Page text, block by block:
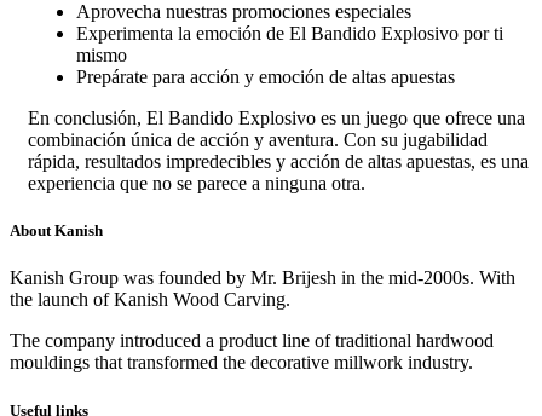
Aprovecha nuestras promociones especiales
Experimenta la emoción de El Bandido Explosivo por ti
mismo
Prepárate para acción y emoción de altas apuestas
En conclusión, El Bandido Explosivo es un juego que ofrece una
combinación única de acción y aventura. Con su jugabilidad
rápida, resultados impredecibles y acción de altas apuestas, es una
experiencia que no se parece a ninguna otra.
About Kanish
Kanish Group was founded by Mr. Brijesh in the mid-2000s. With
the launch of Kanish Wood Carving.
The company introduced a product line of traditional hardwood
mouldings that transformed the decorative millwork industry.
Useful links